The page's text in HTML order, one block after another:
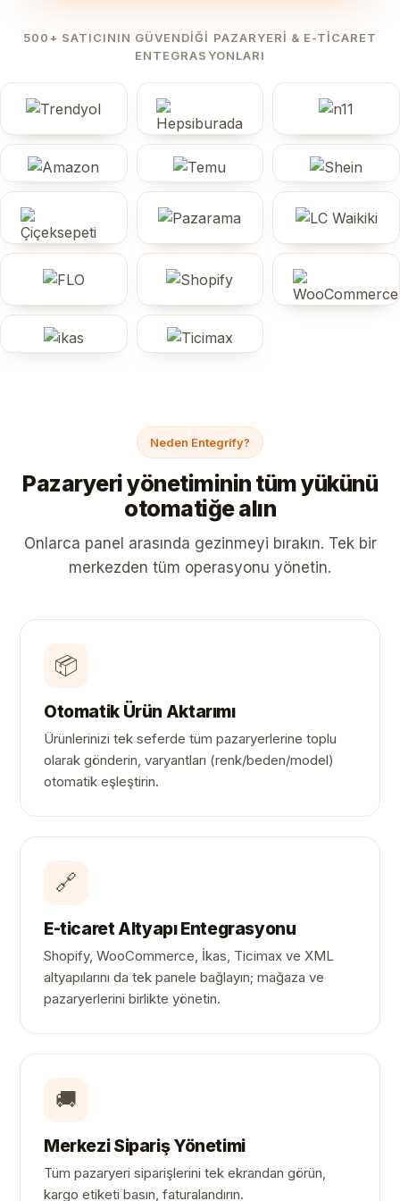
500+ SATICININ GÜVENDIĞI PAZARYERI & E-TICARET
ENTEGRASYONLARI
Neden Entegrify?
Pazaryeri yönetiminin tüm yükünü
otomatiğe alın
Onlarca panel arasında gezinmeyi bırakın. Tek bir
merkezden tüm operasyonu yönetin.
📦
Otomatik Ürün Aktarımı
Ürünlerinizi tek seferde tüm pazaryerlerine toplu
olarak gönderin, varyantları (renk/beden/model)
otomatik eşleştirin.
🔗
E-ticaret Altyapı Entegrasyonu
Shopify, WooCommerce, İkas, Ticimax ve XML
altyapılarını da tek panele bağlayın; mağaza ve
pazaryerlerini birlikte yönetin.
🚚
Merkezi Sipariş Yönetimi
Tüm pazaryeri siparişlerini tek ekrandan görün,
kargo etiketi basın, faturalandırın.